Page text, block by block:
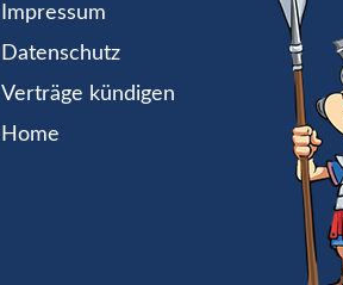
Impressum
Datenschutz
Verträge kündigen
Home